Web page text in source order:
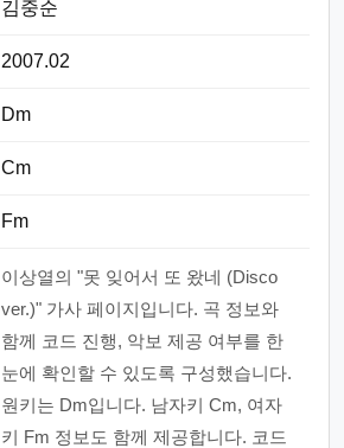
김중순
2007.02
Dm
Cm
Fm
이상열의 "못 잊어서 또 왔네 (Disco
ver.)" 가사 페이지입니다. 곡 정보와
함께 코드 진행, 악보 제공 여부를 한
눈에 확인할 수 있도록 구성했습니다.
원키는 Dm입니다. 남자키 Cm, 여자
키 Fm 정보도 함께 제공합니다. 코드